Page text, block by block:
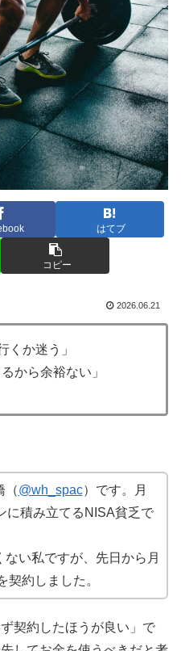
はてブ
コピー
2026.06.21
くか迷う」
から余裕ない」
（@wh_spac）です。月
に積み立てるNISA貧乏で
ない私ですが、先日から月
契約しました。
契約したほうが良い」で